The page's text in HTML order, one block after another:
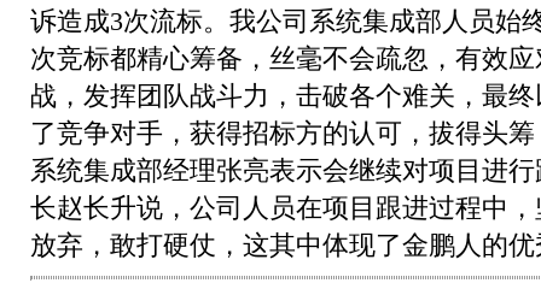
诉造成3次流标。我公司系统集成部人员始
次竞标都精心筹备，丝毫不会疏忽，有效
战，发挥团队战斗力，击破各个难关，最
了竞争对手，获得招标方的认可，拔得头
系统集成部经理张亮表示会继续对项目进
长赵长升说，公司人员在项目跟进过程中
放弃，敢打硬仗，这其中体现了金鹏人的